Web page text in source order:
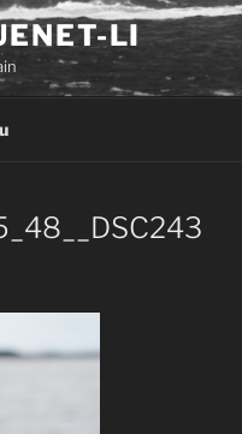
LI